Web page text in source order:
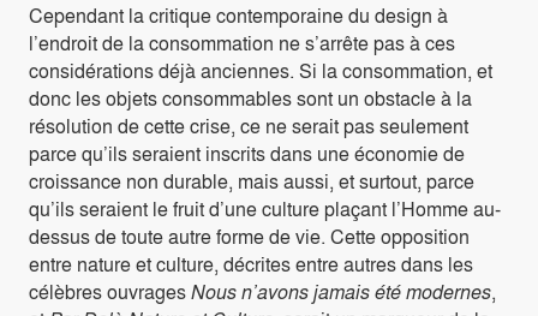
Cependant la critique contemporaine du design à
l’endroit de la consommation ne s’arrête pas à ces
considérations déjà anciennes. Si la consommation, et
donc les objets consommables sont un obstacle à la
résolution de cette crise, ce ne serait pas seulement
parce qu’ils seraient inscrits dans une économie de
croissance non durable, mais aussi, et surtout, parce
qu’ils seraient le fruit d’une culture plaçant l’Homme au-
dessus de toute autre forme de vie. Cette opposition
entre nature et culture, décrites entre autres dans les
célèbres ouvragesNous n’avons jamais été modernes,